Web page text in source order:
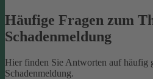
Häufige Fragen zum
Schadenmeldung
Hier finden Sie Antworten auf häufig
Schadenmeldung.